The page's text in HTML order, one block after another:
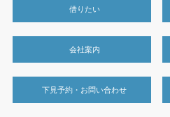
借りたい
会社案内
下見予約・お問い合わせ